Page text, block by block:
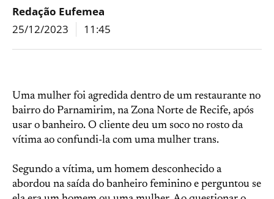
Redação Eufemea
25/12/2023
11:45
Uma mulher foi agredida dentro de um restaurante no
bairro do Parnamirim, na Zona Norte de Recife, após
usar o banheiro. O cliente deu um soco no rosto da
vítima ao confundi-la com uma mulher trans.
Segundo a vítima, um homem desconhecido a
abordou na saída do banheiro feminino e perguntou se